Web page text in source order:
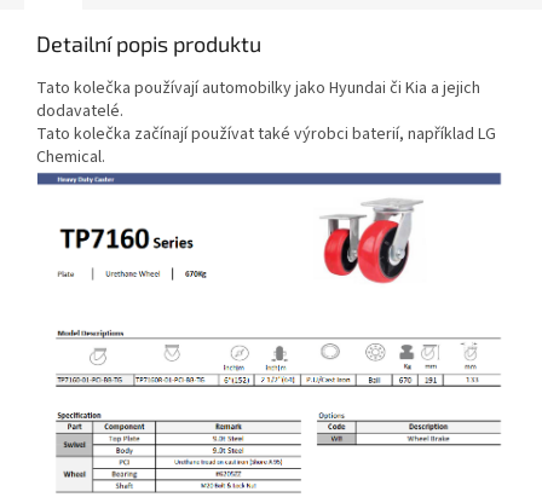
Detailní popis produktu
Tato kolečka používají automobilky jako Hyundai či Kia a jejich
dodavatelé.
Tato kolečka začínají používat také výrobci baterií, například LG
Chemical.